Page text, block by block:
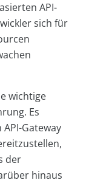
API-
sich für
wichtige
Es
Gateway
der
hinaus